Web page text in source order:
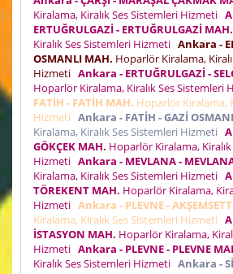
Kiralama, Kiralık Ses Sistemleri Hizmeti
ERTUĞRULGAZİ - ERTUĞRULGAZİ MAH.
Kiralık Ses Sistemleri Hizmeti Ankara -
OSMANLI MAH. Hoparlör Kiralama,
Hizmeti Ankara - ERTUĞRULGAZİ -
Hoparlör Kiralama, Kiralık Ses Sistemleri
FATİH - FATİH MAH. Hoparlör Kiralama,
Hizmeti Ankara - FATİH - GAZİ
Kiralama, Kiralık Ses Sistemleri Hizmeti
GÖKÇEK MAH. Hoparlör Kiralama,
Hizmeti Ankara - MEVLANA -
Kiralama, Kiralık Ses Sistemleri Hizmeti
TÖREKENT MAH. Hoparlör Kiralama,
Hizmeti Ankara - PLEVNE -
Kiralama, Kiralık Ses Sistemleri Hizmeti
İSTASYON MAH. Hoparlör Kiralama,
Hizmeti Ankara - PLEVNE - PLEVNE
Kiralık Ses Sistemleri Hizmeti Ankara -